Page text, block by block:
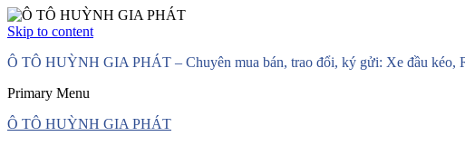
Skip to content
Ô TÔ HUỲNH GIA PHÁT – Chuyên mua bán, trao đổi, ký gửi: Xe đầu kéo,
Primary Menu
Ô TÔ HUỲNH GIA PHÁT